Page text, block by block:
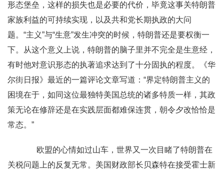
形态堡垒，这样的损失也是必要的代价，毕竟这事关特朗普
家族利益的可持续实现，以及共和党长期执政的大问
题。“主义”与“生意”发生冲突的时候，特朗普还是要权衡一
下。从这个意义上说，特朗普的脑子里并不完全是生意经，
有时他对意识形态的执著追求达到了十分固执的程度。《华
尔街日报》最近的一篇评论文章写道：“界定特朗普主义的
困境在于，如同这位最独特美国总统的诸多特质一样，其政
策无论在修辞还是在实践层面都难保连贯，朝令夕改恰恰是
常态。”
欧盟的心情如过山车，世界又一次目睹了特朗普在
关税问题上的反复无常。美国财政部长贝森特在接受霍士新